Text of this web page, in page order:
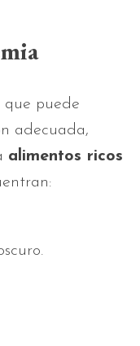
puede
adecuada,
alimentos ricos